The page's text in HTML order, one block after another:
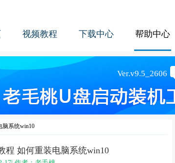
视频教程 下载中心 帮助中心
脑系统win10
程 如何重装电脑系统win10